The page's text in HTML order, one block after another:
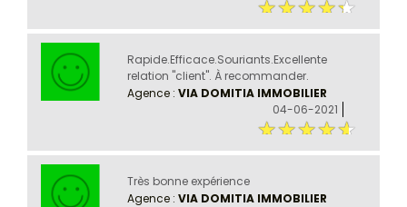
Rapide.Efficace.Souriants.Excellente
relation "client". À recommander.
Agence : VIA DOMITIA IMMOBILIER
04-06-2021
Très bonne expérience
Agence : VIA DOMITIA IMMOBILIER